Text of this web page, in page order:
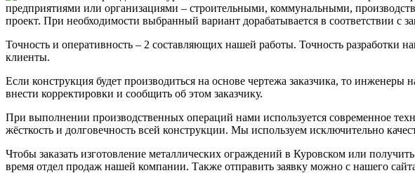
предприятиями или организациями – строительными, коммунальными,
проект. При необходимости выбранный вариант дорабатывается в соответствии с
Точность и оперативность – 2 составляющих нашей работы. Точность
клиенты.
Если конструкция будет производиться на основе чертежа заказчика, то
внести корректировки и сообщить об этом заказчику.
При выполнении производственных операций нами используется современное
жёсткость и долговечность всей конструкции. Мы используем исключительно
Чтобы заказать изготовление металлических ограждений в Куровском или
время отдел продаж нашей компании. Также отправить заявку можно с нашего